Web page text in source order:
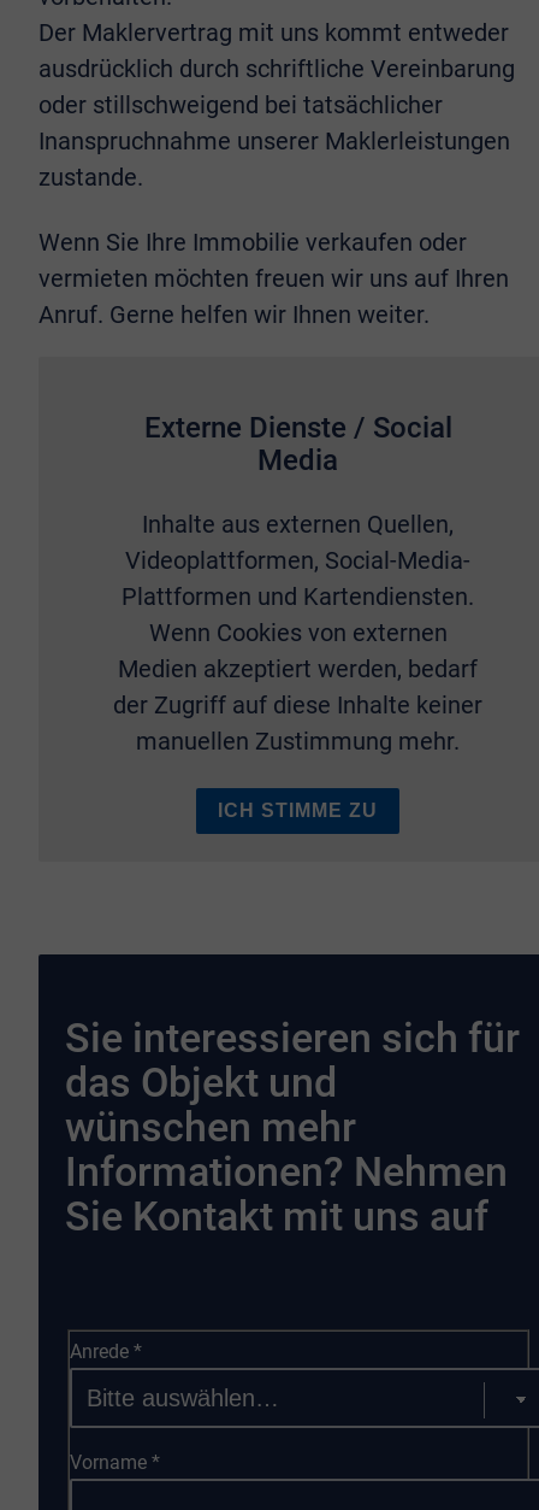
Der Maklervertrag mit uns kommt entweder
ausdrücklich durch schriftliche Vereinbarung
oder stillschweigend bei tatsächlicher
Inanspruchnahme unserer Maklerleistungen
zustande.
Wenn Sie Ihre Immobilie verkaufen oder
vermieten möchten freuen wir uns auf Ihren
Anruf. Gerne helfen wir Ihnen weiter.
Externe Dienste / Social
Media
Inhalte aus externen Quellen,
Videoplattformen, Social-Media-
Plattformen und Kartendiensten.
Wenn Cookies von externen
Medien akzeptiert werden, bedarf
der Zugriff auf diese Inhalte keiner
manuellen Zustimmung mehr.
ICH STIMME ZU
Sie interessieren sich für
das Objekt und
wünschen mehr
Informationen? Nehmen
Sie Kontakt mit uns auf
Anrede*
Vorname*